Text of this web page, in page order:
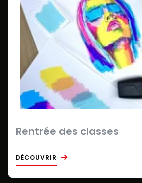
Rentrée des classes
DÉCOUVRIR